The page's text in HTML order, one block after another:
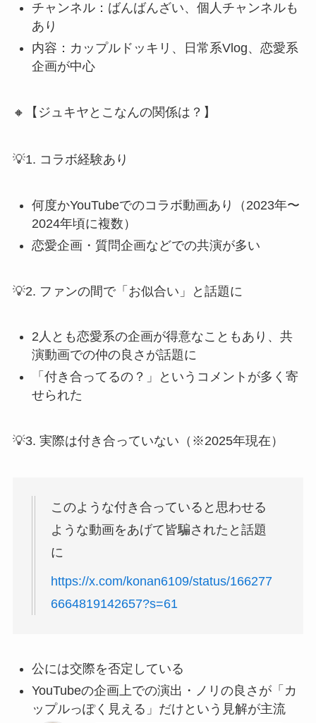
チャンネル：ばんばんざい、個人チャンネルも
あり
内容：カップルドッキリ、日常系Vlog、恋愛系
企画が中心
🔸【ジュキヤとこなんの関係は？】
💡1. コラボ経験あり
何度かYouTubeでのコラボ動画あり（2023年〜
2024年頃に複数）
恋愛企画・質問企画などでの共演が多い
💡2. ファンの間で「お似合い」と話題に
2人とも恋愛系の企画が得意なこともあり、共
演動画での仲の良さが話題に
「付き合ってるの？」というコメントが多く寄
せられた
💡3. 実際は付き合っていない（※2025年現在）
このような付き合っていると思わせる
ような動画をあげて皆騙されたと話題
に
https://x.com/konan6109/status/166277
6664819142657?s=61
公には交際を否定している
YouTubeの企画上での演出・ノリの良さが「カ
ップルっぽく見える」だけという見解が主流